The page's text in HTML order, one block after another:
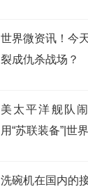
世界微资讯！今
裂成仇杀战场？
美太平洋舰队
用“苏联装备”|世
洗碗机在国内的